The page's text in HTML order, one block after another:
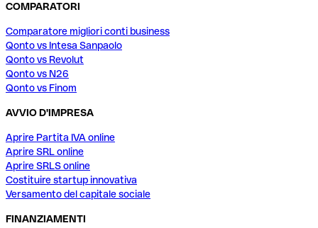
COMPARATORI
Comparatore migliori conti business
Qonto vs Intesa Sanpaolo
Qonto vs Revolut
Qonto vs N26
Qonto vs Finom
AVVIO D'IMPRESA
Aprire Partita IVA online
Aprire SRL online
Aprire SRLS online
Costituire startup innovativa
Versamento del capitale sociale
FINANZIAMENTI